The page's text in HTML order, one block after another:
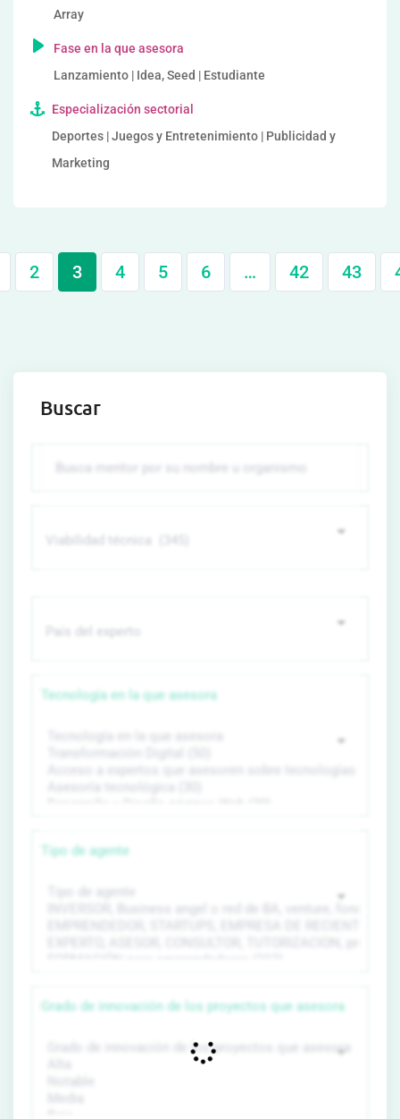
Array
Fase en la que asesora
Lanzamiento | Idea, Seed | Estudiante
Especialización sectorial
Deportes | Juegos y Entretenimiento | Publicidad y
Marketing
2 3 4 5 6 … 42 43
Buscar
Tecnología en la que asesora
Tipo de agente
Grado de innovación de los proyectos que asesora